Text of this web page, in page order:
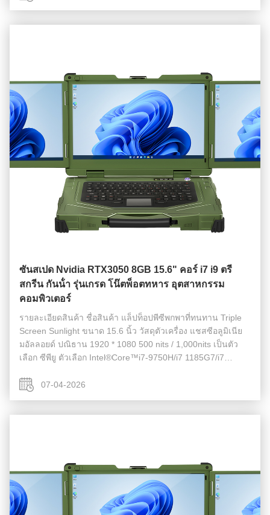
ซันสเปด Nvidia RTX3050 8GB 15.6" คอร์ i7 i9 ตรี
สกรีน กันน้ํา รุ่นเกรด โน๊ตพ็อตทหาร อุตสาหกรรม
คอมพิวเตอร์
รายละเอียดสินค้า ชื่อสินค้า แล็ปท็อปพีซีพกพาที่ทนทาน Triple
Screen Sunlight ขนาด 15.6 นิ้ว วัสดุตัวเครื่อง แชสซีอลูมิเนีย
มอัลลอยด์ ปณิธาน 1920 * 1080 500 nits / 1,000nits เป็นตัว
เลือก ซีพียู ตัวเลือก Intel®Core™i7-9750H/i7 1185G7/i7
NVME M.2 2280 256GB...
07-04-2026